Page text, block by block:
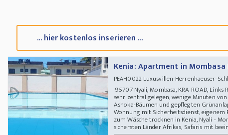
... hier kostenlos inserieren ...
Kenia: Apartment in
PEAH0022Luxusvillen-Herrenhaeuser-
95707 Nyali, Mombasa, KRA ROAD,
sehr zentral gelegen, wenige Minuten
Ashoka-Bäumen und gepflegten
Wohnung mit Sicherheitsdienst, eigenem
zum Wäsche trocknen in Kenia, Nyali -
sichersten Länder Afrikas, Safaris mit